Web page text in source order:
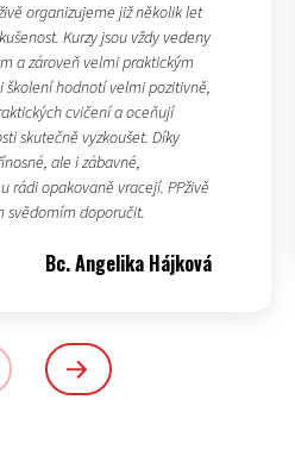
organizujeme již několik let
Kurzy jsou vždy vedeny
a zároveň velmi praktickým
školení hodnotí velmi pozitivně,
cvičení a oceňují
skutečně vyzkoušet. Díky
ale i zábavné,
rádi opakovaně vracejí. PPživě
svědomím doporučit.
Bc. Angelika Hájková